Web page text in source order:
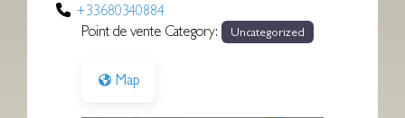
+33680340884
Point de vente Category:
Uncategorized
Map